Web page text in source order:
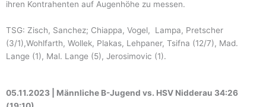
ihren Kontrahenten auf Augenhöhe zu messen.
TSG: Zisch, Sanchez; Chiappa, Vogel, Lampa, Pretscher
(3/1),Wohlfarth, Wollek, Plakas, Lehpaner, Tsifna (12/7), Mad.
Lange (1), Mal. Lange (5), Jerosimovic (1).
05.11.2023 | Männliche B-Jugend vs. HSV Nidderau 34:26